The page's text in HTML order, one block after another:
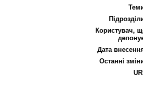
Користувач,
Дата
Останні